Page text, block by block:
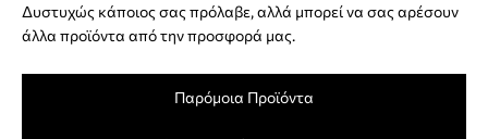
Δυστυχώς κάποιος σας πρόλαβε, αλλά μπορεί να σας αρέσουν
άλλα προϊόντα από την προσφορά μας.
Παρόμοια Προϊόντα